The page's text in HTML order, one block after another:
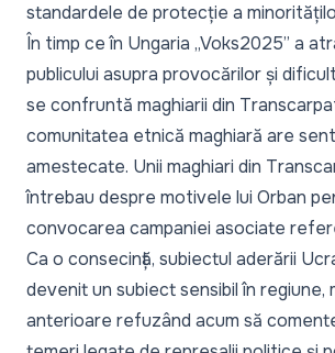
standardele de protecție a
În timp ce în Ungaria „Voks2025” a
publicului asupra provocărilor și
se confruntă maghiarii din
comunitatea etnică maghiară are
amestecate. Unii maghiari din
întrebau despre motivele lui Orban
convocarea campaniei asociate
Ca o consecință, subiectul aderării
devenit un subiect sensibil în regiune,
anterioare refuzând acum să